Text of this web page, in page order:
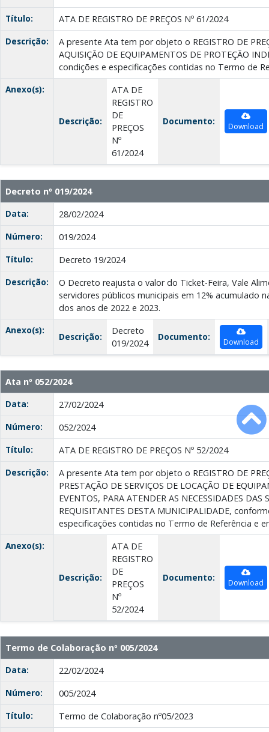
Título:
ATA DE REGISTRO DE PREÇOS Nº 61/2024
Descrição:
A presente Ata tem por objeto o REGISTRO DE
AQUISIÇÃO DE EQUIPAMENTOS DE PROTEÇÃO
condições e especificações contidas no Termo de
Anexo(s):
Descrição:
ATA DE
REGISTRO
DE
PREÇOS
Nº
61/2024
Documento: Download
Decreto nº 019/2024
Data:
28/02/2024
Número:
019/2024
Título:
Decreto 19/2024
Descrição:
O Decreto reajusta o valor do Ticket-Feira, Vale
servidores públicos municipais em 12% acumulado
dos anos de 2022 e 2023.
Anexo(s):
Descrição:
Decreto
019/2024
Documento: Download
Ata nº 052/2024
Data:
27/02/2024
Número:
052/2024
Título:
ATA DE REGISTRO DE PREÇOS Nº 52/2024
Descrição:
A presente Ata tem por objeto o REGISTRO DE
PRESTAÇÃO DE SERVIÇOS DE LOCAÇÃO DE
EVENTOS, PARA ATENDER AS NECESSIDADES DAS
REQUISITANTES DESTA MUNICIPALIDADE,
especificações contidas no Termo de Referência e
Anexo(s):
Descrição:
ATA DE
REGISTRO
DE
PREÇOS
Nº
52/2024
Documento: Download
Termo de Colaboração nº 005/2024
Data:
22/02/2024
Número:
005/2024
Título:
Termo de Colaboração nº05/2023